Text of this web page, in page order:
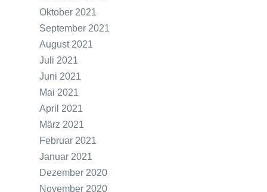
Oktober 2021
September 2021
August 2021
Juli 2021
Juni 2021
Mai 2021
April 2021
März 2021
Februar 2021
Januar 2021
Dezember 2020
November 2020